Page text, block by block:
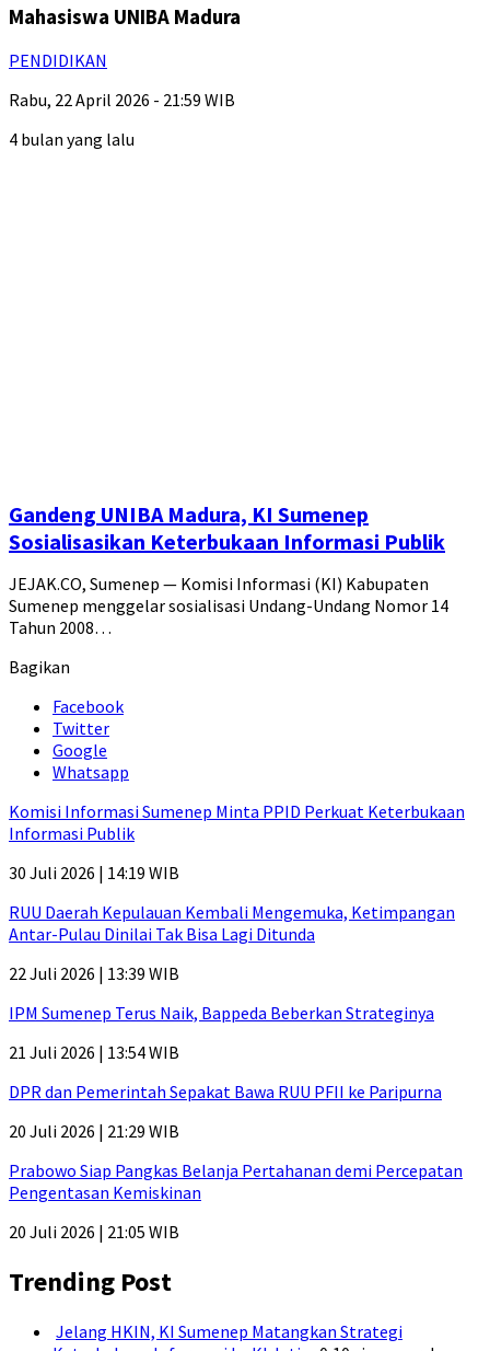
Mahasiswa UNIBA Madura
PENDIDIKAN
Rabu, 22 April 2026 - 21:59 WIB
4 bulan yang lalu
Gandeng UNIBA Madura, KI Sumenep
Sosialisasikan Keterbukaan Informasi Publik
JEJAK.CO, Sumenep — Komisi Informasi (KI) Kabupaten
Sumenep menggelar sosialisasi Undang-Undang Nomor 14
Tahun 2008…
Bagikan
Facebook
Twitter
Google
Whatsapp
Komisi Informasi Sumenep Minta PPID Perkuat Keterbukaan
Informasi Publik
30 Juli 2026 | 14:19 WIB
RUU Daerah Kepulauan Kembali Mengemuka, Ketimpangan
Antar-Pulau Dinilai Tak Bisa Lagi Ditunda
22 Juli 2026 | 13:39 WIB
IPM Sumenep Terus Naik, Bappeda Beberkan Strateginya
21 Juli 2026 | 13:54 WIB
DPR dan Pemerintah Sepakat Bawa RUU PFII ke Paripurna
20 Juli 2026 | 21:29 WIB
Prabowo Siap Pangkas Belanja Pertahanan demi Percepatan
Pengentasan Kemiskinan
20 Juli 2026 | 21:05 WIB
Trending Post
Jelang HKIN, KI Sumenep Matangkan Strategi